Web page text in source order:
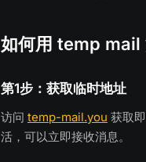
如何用 temp
第1步：获取临时地址
访问 temp-mail.you 获取
活，可以立即接收消息。